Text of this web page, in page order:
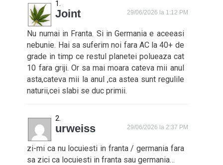
Joint 29/06/2026 la 1:12 PM
Nu numai in Franta. Si in Germania e aceeasi
nebunie. Hai sa suferim noi fara AC la 40+ de
grade in timp ce restul planetei polueaza cat
10 fara griji. Or sa mai moara cateva mii anul
asta,cateva mii la anul ,ca astea sunt regulile
naturii,cei slabi se duc primii.
urweiss 29/06/2026 la 2:37 PM
zi-mi ca nu locuiesti in franta / germania fara
sa zici ca locuiesti in franta sau germania…